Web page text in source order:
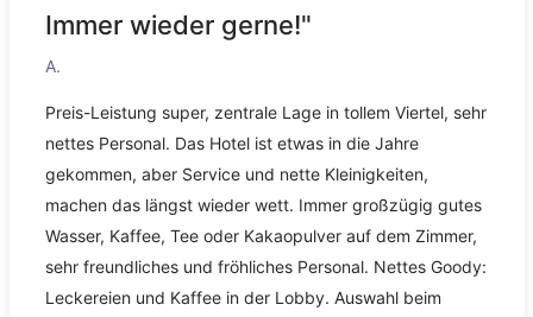
Immer wieder gerne!"
A.
Preis-Leistung super, zentrale Lage in tollem Viertel, sehr
nettes Personal. Das Hotel ist etwas in die Jahre
gekommen, aber Service und nette Kleinigkeiten,
machen das längst wieder wett. Immer großzügig gutes
Wasser, Kaffee, Tee oder Kakaopulver auf dem Zimmer,
sehr freundliches und fröhliches Personal. Nettes Goody:
Leckereien und Kaffee in der Lobby. Auswahl beim